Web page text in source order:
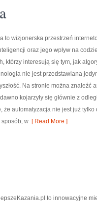
to wizjonerska przestrzeń
oraz jego wpływ na
którzy interesują się tym, jak
nie jest przedstawiana
Na stronie można znaleźć
kojarzyły się głównie z
że automatyzacja nie jest już
sposób, w [ Read More ]
to innowacyjne